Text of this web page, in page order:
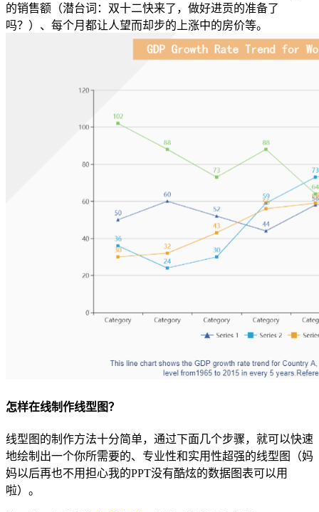
的销售额（潜台词：双十二快来了，做好进贡的准备了
吗？）、每个月都让人望而却步的上涨中的房价等。
怎样在线制作线型图？
线型图的制作方法十分简单，通过下面几个步骤，就可以快速
地绘制出一个你所需要的、专业性和实用性超强的线型图（妈
妈以后再也不用担心我的PPT没有酷炫的数据图表可以用
啦）。